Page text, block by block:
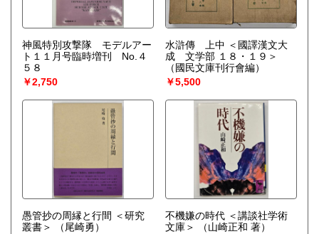
神風特別攻撃隊 モデルアー
ト１１月号臨時増刊 No.４
５８
￥2,750
水滸傳 上中 ＜國譯漢文大
成 文学部 １８・１９＞
（國民文庫刊行會編）
￥5,500
愚管抄の周縁と行間 ＜研究
叢書＞
（尾崎勇）
不機嫌の時代 ＜講談社学術
文庫＞
（山崎正和 著）